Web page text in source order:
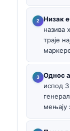
Низак
назива
траје
Однос
испод
мењају